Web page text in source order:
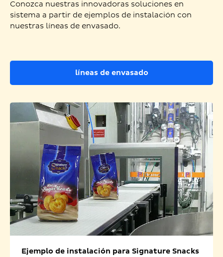
Conozca nuestras innovadoras soluciones en
sistema a partir de ejemplos de instalación con
nuestras líneas de envasado.
líneas de envasado
Ejemplo de instalación para Signature Snacks